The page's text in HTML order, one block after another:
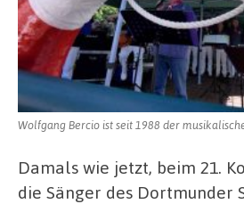
Wolfgang Bercio ist seit 1988 der
Damals wie jetzt, beim 21.
die Sänger des Dortmunder